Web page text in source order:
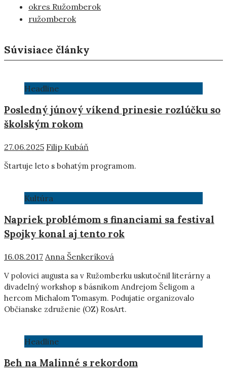
okres Ružomberok
ružomberok
Súvisiace články
Headline
Posledný júnový víkend prinesie rozlúčku so
školským rokom
27.06.2025 Filip Kubáň
Štartuje leto s bohatým programom.
Kultúra
Napriek problémom s financiami sa festival
Spojky konal aj tento rok
16.08.2017 Anna Šenkeríková
V polovici augusta sa v Ružomberku uskutočnil literárny a
divadelný workshop s básnikom Andrejom Šeligom a
hercom Michalom Tomasym. Podujatie organizovalo
Občianske združenie (OZ) RosArt.
Headline
Beh na Malinné s rekordom